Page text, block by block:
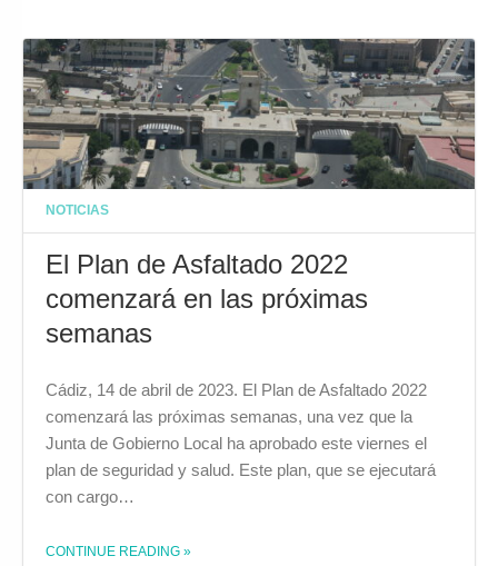
NOTICIAS
El Plan de Asfaltado 2022
comenzará en las próximas
semanas
Cádiz, 14 de abril de 2023. El Plan de Asfaltado 2022
comenzará las próximas semanas, una vez que la
Junta de Gobierno Local ha aprobado este viernes el
plan de seguridad y salud. Este plan, que se ejecutará
con cargo…
CONTINUE READING THE "EL PLAN DE ASFALTADO 2022 COMENZARÁ EN LAS PRÓXIMAS SEMANAS"
»